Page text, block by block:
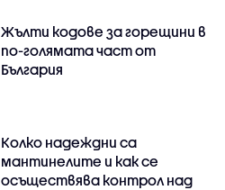
Жълти кодове за горещини в
по-голямата част от
България
Колко надеждни са
мантинелите и как се
осъществява контрол над